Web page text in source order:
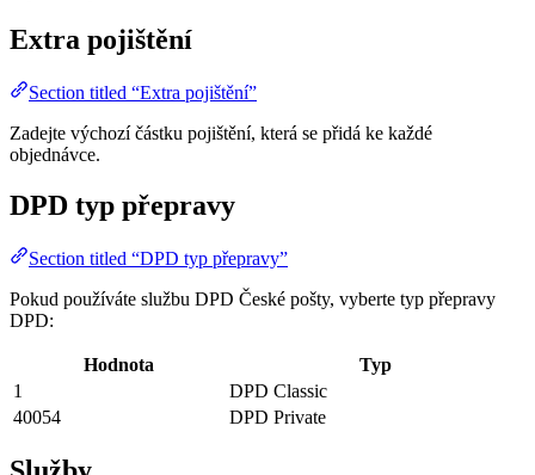
Extra pojištění
Section titled “Extra pojištění”
Zadejte výchozí částku pojištění, která se přidá ke každé
objednávce.
DPD typ přepravy
Section titled “DPD typ přepravy”
Pokud používáte službu DPD České pošty, vyberte typ přepravy
DPD:
Hodnota
Typ
1
DPD Classic
40054
DPD Private